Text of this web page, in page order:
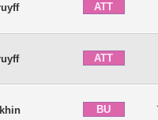
ATT
ATT
BU